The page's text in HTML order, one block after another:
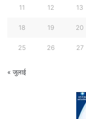
11 12 13
18 19 20
25 26 27
« जुलाई